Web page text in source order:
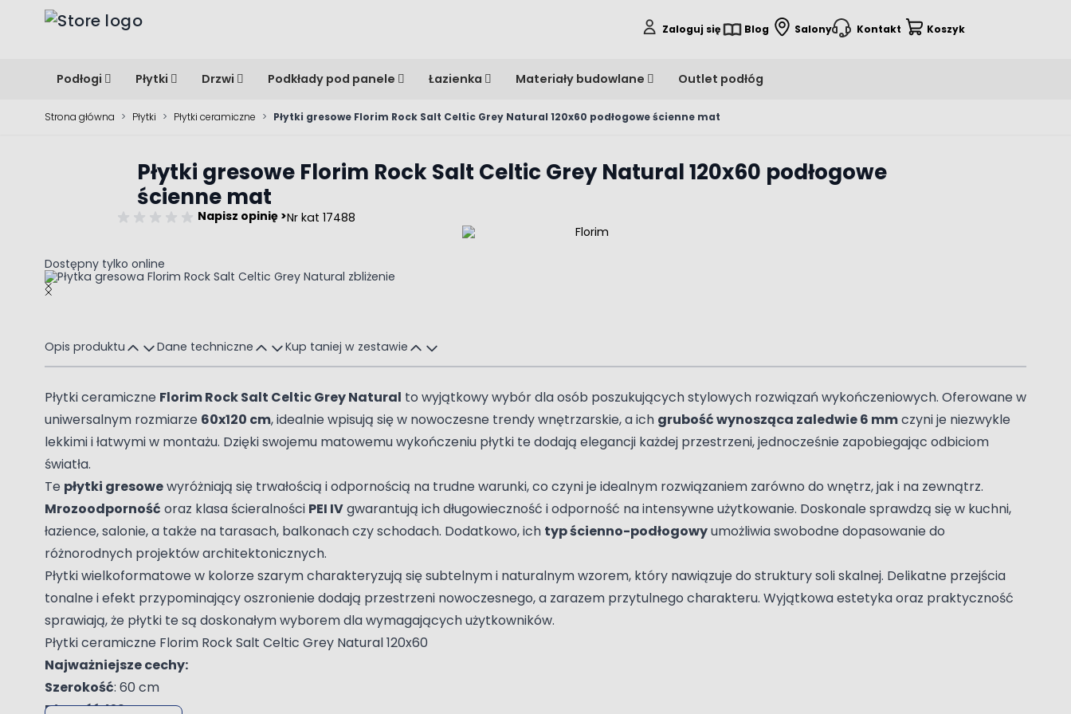
Przejdź do treści
Zaloguj się Blog Salony Kontakt Koszyk
Podłogi Płytki Drzwi Podkłady pod panele Łazienka Materiały budowlane Outlet podłóg
Strona główna > Płytki > Płytki ceramiczne > Płytki gresowe Florim Rock Salt Celtic Grey Natural 120x60 podłogowe ścienne mat
Płytki gresowe Florim Rock Salt Celtic Grey Natural 120x60 podłogowe
ścienne mat
Napisz opinię >Nr kat 17488
Dostępny tylko online
Main image
Click to view image in fullscreen
Opis produktu Dane techniczne Kup taniej w zestawie
Płytki ceramiczne Florim Rock Salt Celtic Grey Natural to wyjątkowy wybór dla osób poszukujących stylowych rozwiązań wykończeniowych. Oferowane w
uniwersalnym rozmiarze 60x120 cm, idealnie wpisują się w nowoczesne trendy wnętrzarskie, a ich grubość wynosząca zaledwie 6 mmczyni je niezwykle
lekkimi i łatwymi w montażu. Dzięki swojemu matowemu wykończeniu płytki te dodają elegancji każdej przestrzeni, jednocześnie zapobiegając odbiciom
światła.
Te płytki gresowewyróżniają się trwałością i odpornością na trudne warunki, co czyni je idealnym rozwiązaniem zarówno do wnętrz, jak i na zewnątrz.
Mrozoodporność oraz klasa ścieralności PEI IVgwarantują ich długowieczność i odporność na intensywne użytkowanie. Doskonale sprawdzą się w kuchni,
łazience, salonie, a także na tarasach, balkonach czy schodach. Dodatkowo, ich typ ścienno-podłogowyumożliwia swobodne dopasowanie do
różnorodnych projektów architektonicznych.
Płytki wielkoformatowe w kolorze szarym charakteryzują się subtelnym i naturalnym wzorem, który nawiązuje do struktury soli skalnej. Delikatne przejścia
tonalne i efekt przypominający oszronienie dodają przestrzeni nowoczesnego, a zarazem przytulnego charakteru. Wyjątkowa estetyka oraz praktyczność
sprawiają, że płytki te są doskonałym wyborem dla wymagających użytkowników.
Płytki ceramiczne Florim Rock Salt Celtic Grey Natural 120x60
Najważniejsze cechy:
Szerokość: 60 cm
Długość: 120 cm